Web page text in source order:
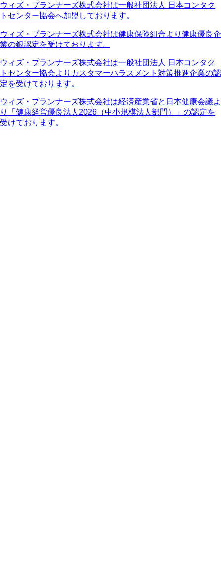
ウィズ・プランナーズ株式会社は一般社団法人 日本コンタク
トセンター協会へ加盟しております。
ウィズ・プランナーズ株式会社は健康保険組合より健康優良企
業の銀認定を受けております。
ウィズ・プランナーズ株式会社は一般社団法人 日本コンタク
トセンター協会よりカスタマーハラスメント対策推進企業の認
定を受けております。
ウィズ・プランナーズ株式会社は経済産業省と日本健康会議よ
り「健康経営優良法人2026（中小規模法人部門）」の認定を
受けております。